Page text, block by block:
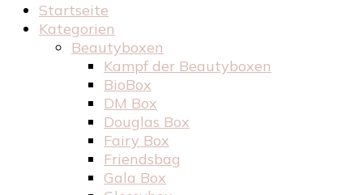
Startseite
Kategorien
Beautyboxen
Kampf der Beautyboxen
BioBox
DM Box
Douglas Box
Fairy Box
Friendsbag
Gala Box